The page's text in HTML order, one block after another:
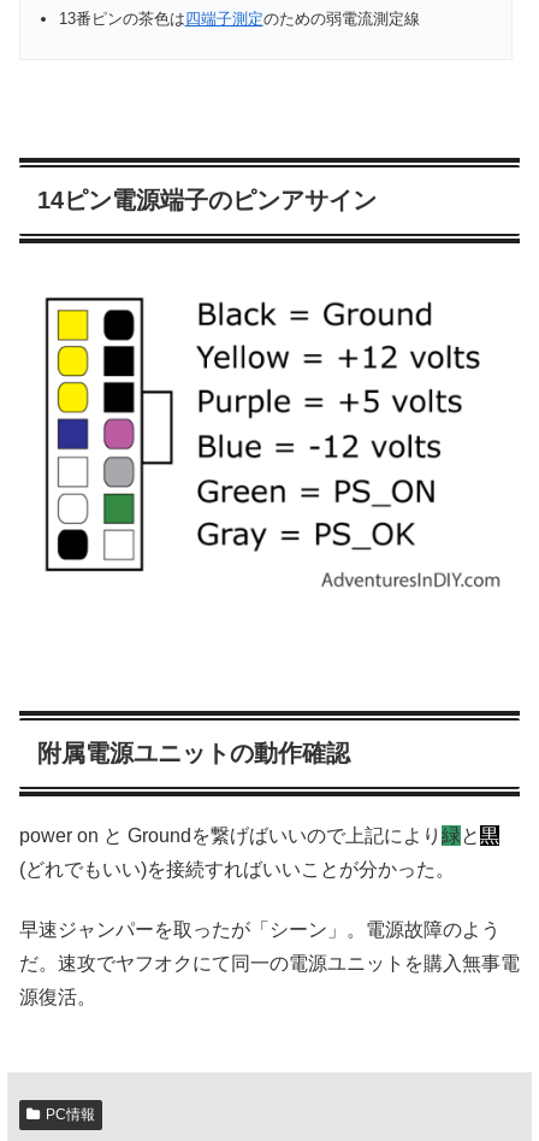
13番ピンの茶色は四端子測定のための弱電流測定線
14ピン電源端子のピンアサイン
附属電源ユニットの動作確認
power on と Groundを繋げばいいので上記により 緑と黒
(どれでもいい)を接続すればいいことが分かった。
早速ジャンパーを取ったが「シーン」。電源故障のよう
だ。速攻でヤフオクにて同一の電源ユニットを購入無事電
源復活。
PC情報